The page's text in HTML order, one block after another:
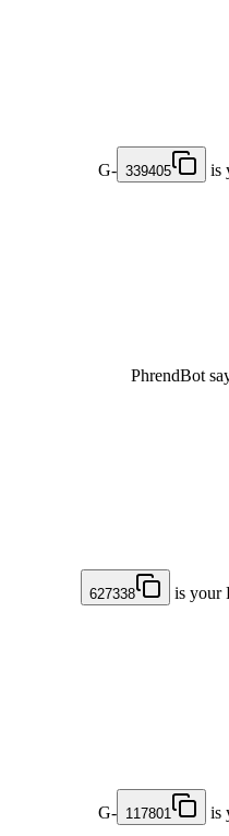
G- 339405 is
PhrendBot
627338 is your
G- 117801 is